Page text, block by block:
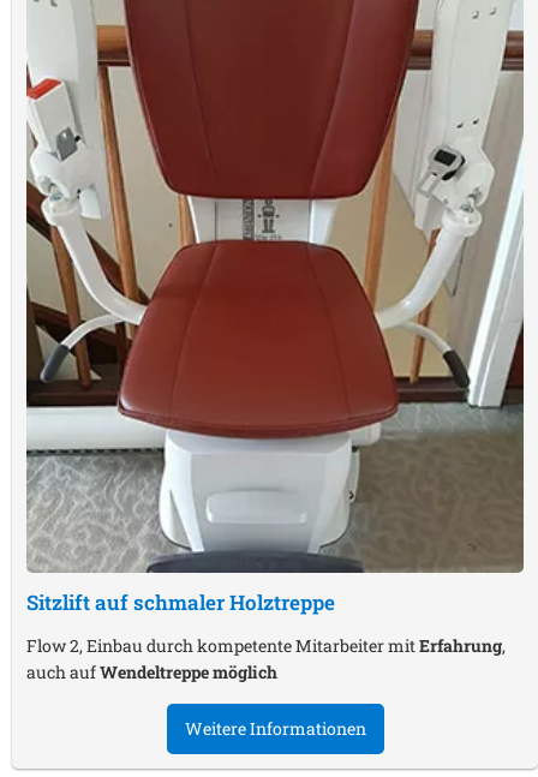
Sitzlift auf schmaler Holztreppe
Flow 2, Einbau durch kompetente Mitarbeiter mitErfahrung,
auch aufWendeltreppe möglich
Weitere Informationen